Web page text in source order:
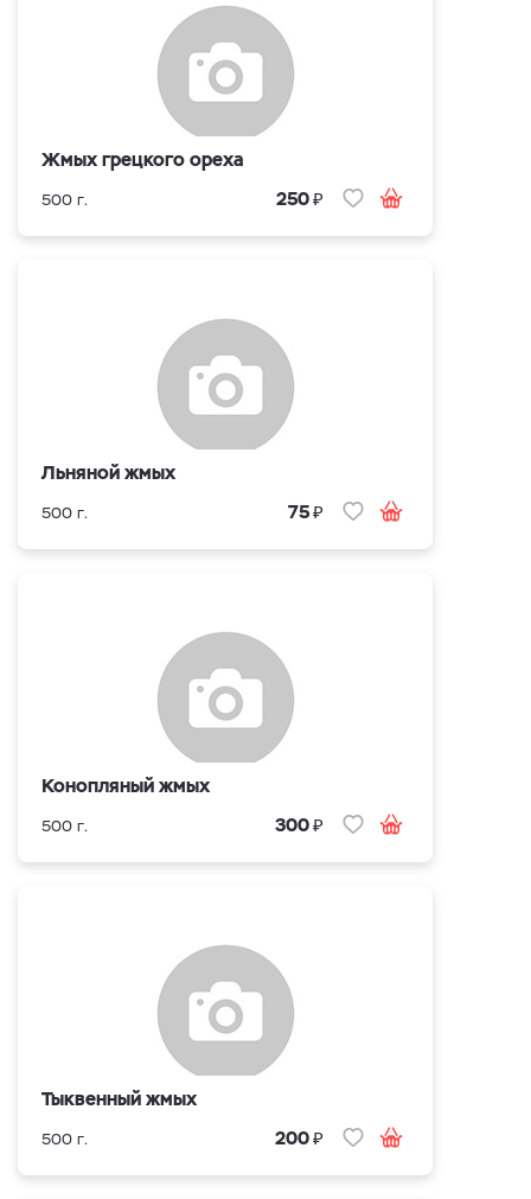
Жмых грецкого ореха
500 г. 250₽
Льняной жмых
500 г. 75₽
Конопляный жмых
500 г. 300₽
Тыквенный жмых
500 г. 200₽